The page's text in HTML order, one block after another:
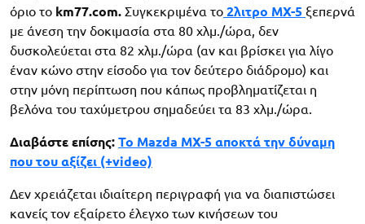
όριο το km77.com. Συγκεκριμένα το 2λιτρο MX-5 ξεπερνά
με άνεση την δοκιμασία στα 80 χλμ./ώρα, δεν
δυσκολεύεται στα 82 χλμ./ώρα (αν και βρίσκει για λίγο
έναν κώνο στην είσοδο για τον δεύτερο διάδρομο) και
στην μόνη περίπτωση που κάπως προβληματίζεται η
βελόνα του ταχύμετρου σημαδεύει τα 83 χλμ./ώρα.
Διαβάστε επίσης: Το Mazda MX-5 αποκτά την δύναμη
που του αξίζει (+video)
Δεν χρειάζεται ιδιαίτερη περιγραφή για να διαπιστώσει
κανείς τον εξαίρετο έλεγχο των κινήσεων του